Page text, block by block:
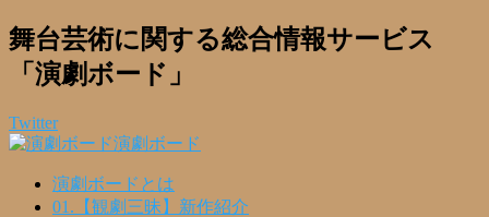
舞台芸術に関する総合情報サービス
「演劇ボード」
Twitter
演劇ボード
演劇ボードとは
01.【観劇三昧】新作紹介